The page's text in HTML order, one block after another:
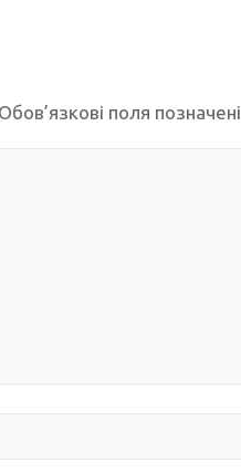
Обов’язкові поля позначені